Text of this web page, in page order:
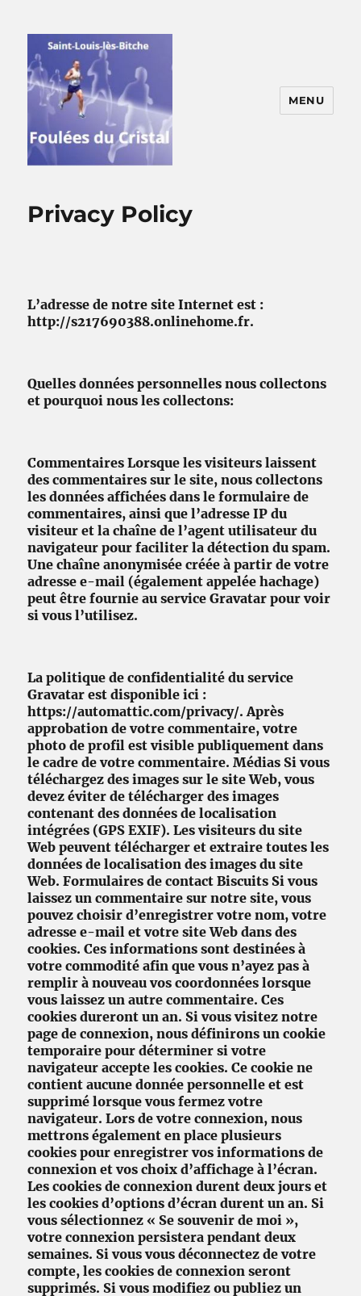
MENU
Privacy Policy
L’adresse de notre site Internet est :
http://s217690388.onlinehome.fr.
Quelles données personnelles nous collectons
et pourquoi nous les collectons:
Commentaires Lorsque les visiteurs laissent
des commentaires sur le site, nous collectons
les données affichées dans le formulaire de
commentaires, ainsi que l’adresse IP du
visiteur et la chaîne de l’agent utilisateur du
navigateur pour faciliter la détection du spam.
Une chaîne anonymisée créée à partir de votre
adresse e-mail (également appelée hachage)
peut être fournie au service Gravatar pour voir
si vous l’utilisez.
La politique de confidentialité du service
Gravatar est disponible ici :
https://automattic.com/privacy/. Après
approbation de votre commentaire, votre
photo de profil est visible publiquement dans
le cadre de votre commentaire. Médias Si vous
téléchargez des images sur le site Web, vous
devez éviter de télécharger des images
contenant des données de localisation
intégrées (GPS EXIF). Les visiteurs du site
Web peuvent télécharger et extraire toutes les
données de localisation des images du site
Web. Formulaires de contact Biscuits Si vous
laissez un commentaire sur notre site, vous
pouvez choisir d’enregistrer votre nom, votre
adresse e-mail et votre site Web dans des
cookies. Ces informations sont destinées à
votre commodité afin que vous n’ayez pas à
remplir à nouveau vos coordonnées lorsque
vous laissez un autre commentaire. Ces
cookies dureront un an. Si vous visitez notre
page de connexion, nous définirons un cookie
temporaire pour déterminer si votre
navigateur accepte les cookies. Ce cookie ne
contient aucune donnée personnelle et est
supprimé lorsque vous fermez votre
navigateur. Lors de votre connexion, nous
mettrons également en place plusieurs
cookies pour enregistrer vos informations de
connexion et vos choix d’affichage à l’écran.
Les cookies de connexion durent deux jours et
les cookies d’options d’écran durent un an. Si
vous sélectionnez « Se souvenir de moi »,
votre connexion persistera pendant deux
semaines. Si vous vous déconnectez de votre
compte, les cookies de connexion seront
supprimés. Si vous modifiez ou publiez un